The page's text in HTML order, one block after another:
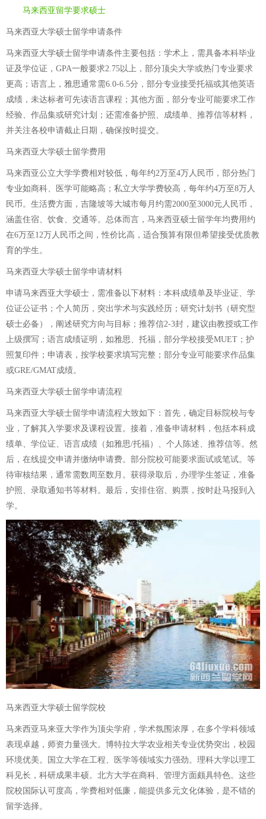
马来西亚留学要求硕士
马来西亚大学硕士留学申请条件
马来西亚大学硕士留学申请条件主要包括：学术上，需具备本科毕业
证及学位证，GPA一般要求2.75以上，部分顶尖大学或热门专业要求
更高；语言上，雅思通常需6.0-6.5分，部分专业接受托福或其他英语
成绩，未达标者可先读语言课程；其他方面，部分专业可能要求工作
经验、作品集或研究计划；还需准备护照、成绩单、推荐信等材料，
并关注各校申请截止日期，确保按时提交。
马来西亚大学硕士留学费用
马来西亚公立大学学费相对较低，每年约2万至4万人民币，部分热门
专业如商科、医学可能略高；私立大学学费较高，每年约4万至8万人
民币。生活费方面，吉隆坡等大城市每月约需2000至3000元人民币，
涵盖住宿、饮食、交通等。总体而言，马来西亚硕士留学年均费用约
在6万至12万人民币之间，性价比高，适合预算有限但希望接受优质教
育的学生。
马来西亚大学硕士留学申请材料
申请马来西亚大学硕士，需准备以下材料：本科成绩单及毕业证、学
位证公证书；个人简历，突出学术与实践经历；研究计划书（研究型
硕士必备），阐述研究方向与目标；推荐信2-3封，建议由教授或工作
上级撰写；语言成绩证明，如雅思、托福，部分学校接受MUET；护
照复印件；申请表，按学校要求填写完整；部分专业可能要求作品集
或GRE/GMAT成绩。
马来西亚大学硕士留学申请流程
马来西亚大学硕士留学申请流程大致如下：首先，确定目标院校与专
业，了解其入学要求及课程设置。接着，准备申请材料，包括本科成
绩单、学位证、语言成绩（如雅思/托福）、个人陈述、推荐信等。然
后，在线提交申请并缴纳申请费。部分院校可能要求面试或笔试。等
待审核结果，通常需数周至数月。获得录取后，办理学生签证，准备
护照、录取通知书等材料。最后，安排住宿、购票，按时赴马报到入
学。
马来西亚大学硕士留学院校
马来西亚马来亚大学作为顶尖学府，学术氛围浓厚，在多个学科领域
表现卓越，师资力量强大。博特拉大学农业相关专业优势突出，校园
环境优美。国立大学在工程、医学等领域实力强劲。理科大学以理工
科见长，科研成果丰硕。北方大学在商科、管理方面颇具特色。这些
院校国际认可度高，学费相对低廉，能提供多元文化体验，是不错的
留学选择。